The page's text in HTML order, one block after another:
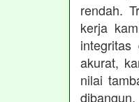
rendah.
kerja
akurat,
nilai
dibangun.